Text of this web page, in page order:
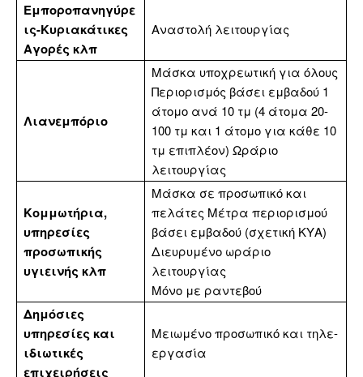
Εμποροπανηγύρε
ις-Κυριακάτικες
Αγορές κλπ
Αναστολή λειτουργίας
Λιανεμπόριο
Μάσκα υποχρεωτική για όλους
Περιορισμός βάσει εμβαδού 1
άτομο ανά 10 τμ (4 άτομα 20-
100 τμ και 1 άτομο για κάθε 10
τμ επιπλέον) Ωράριο
λειτουργίας
Κομμωτήρια,
υπηρεσίες
προσωπικής
υγιεινής κλπ
Μάσκα σε προσωπικό και
πελάτες Μέτρα περιορισμού
βάσει εμβαδού (σχετική ΚΥΑ)
Διευρυμένο ωράριο
λειτουργίας
Μόνο με ραντεβού
Δημόσιες
υπηρεσίες και
ιδιωτικές
επιχειρήσεις
Μειωμένο προσωπικό και τηλε-
εργασία